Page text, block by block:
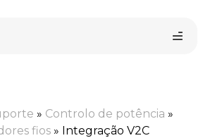
» Controlo de potência »
fios » Integração V2C